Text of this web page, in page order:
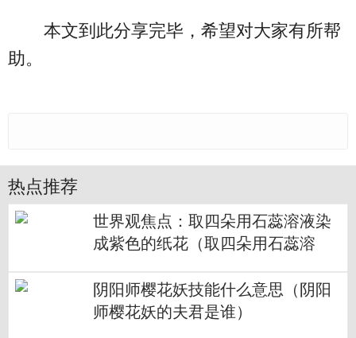
本文到此分享完毕，希望对大家有所帮
助。
热点推荐
世界观焦点：取四朵用石蕊溶液染
成紫色的纸花（取四朵用石蕊溶
阴阳师樱花妖技能什么意思（阴阳
师樱花妖的夫君是谁）